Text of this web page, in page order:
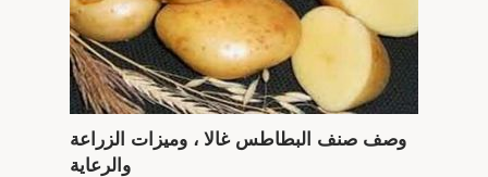
وصف صنف البطاطس غالا ، وميزات الزراعة
والرعاية